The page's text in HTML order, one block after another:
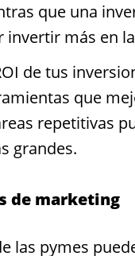
que una
más en
de tus
que
repetitivas
grandes.
de marketing
las pymes